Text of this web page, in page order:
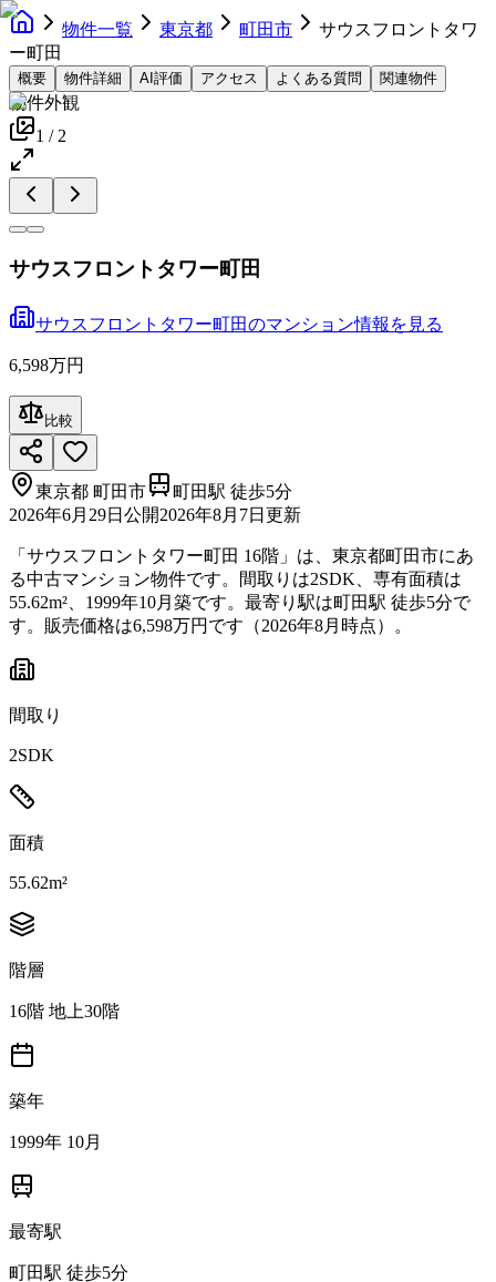
物件一覧 東京都 町田市
サウスフロントタワ
ー町田
概要 物件詳細 AI評価 アクセス よくある質問 関連物件
物件外観
1 / 2
サウスフロントタワー町田
サウスフロントタワー町田のマンション情報を見る
6,598万円
比較
東京都 町田市
町田駅 徒歩5分
2026年6月29日 公開2026年8月7日 更新
「サウスフロントタワー町田 16階」は、東京都町田市にあ
る中古マンション物件です。間取りは2SDK、専有面積は
55.62m²、1999年10月築です。最寄り駅は町田駅 徒歩5分で
す。販売価格は6,598万円です（2026年8月時点）。
間取り
2SDK
面積
55.62m²
階層
16階 地上30階
築年
1999年 10月
最寄駅
町田駅 徒歩5分